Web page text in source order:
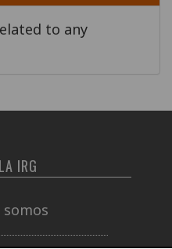
to any
IRG
somos